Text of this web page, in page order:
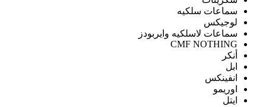
سماعات سلكيه
لوجيكس
سماعات لاسلكيه وايربودز
CMF NOTHING
أنكر
ابل
انفينكس
اوريمو
ايتل